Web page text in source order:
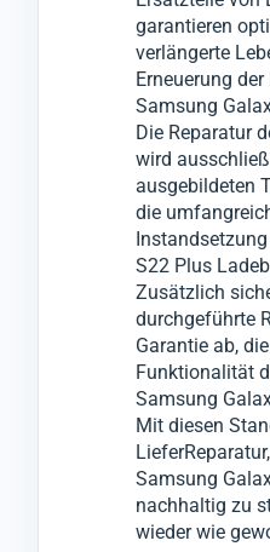
garantieren
verlängerte
Erneuerung
Samsung
Die Reparatur
wird
ausgebildeten
die
S22 Plus
Zusätzlich
durchgeführte
Garantie ab,
Funktionalität
Samsung
Mit diesen
Samsung
nachhaltig zu
wieder wie